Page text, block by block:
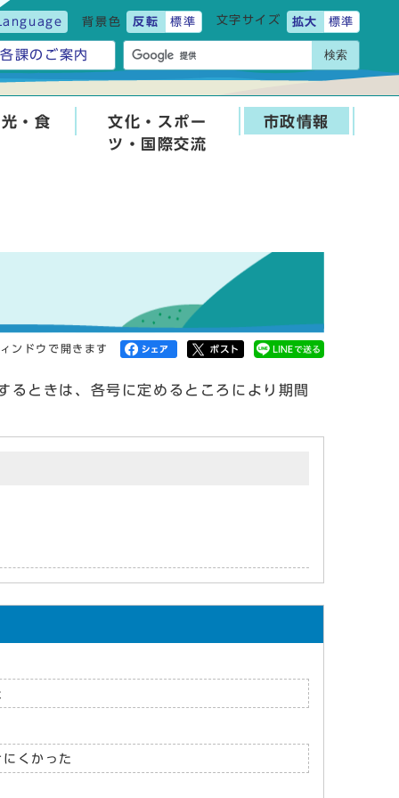
背景色 反転 標準 文字サイズ 拡大 標準
各課のご案内 検索
・食
文化・スポー
ツ・国際交流
市政情報
ンドウで開きます
るときは、各号に定めるところにより期間
くかった